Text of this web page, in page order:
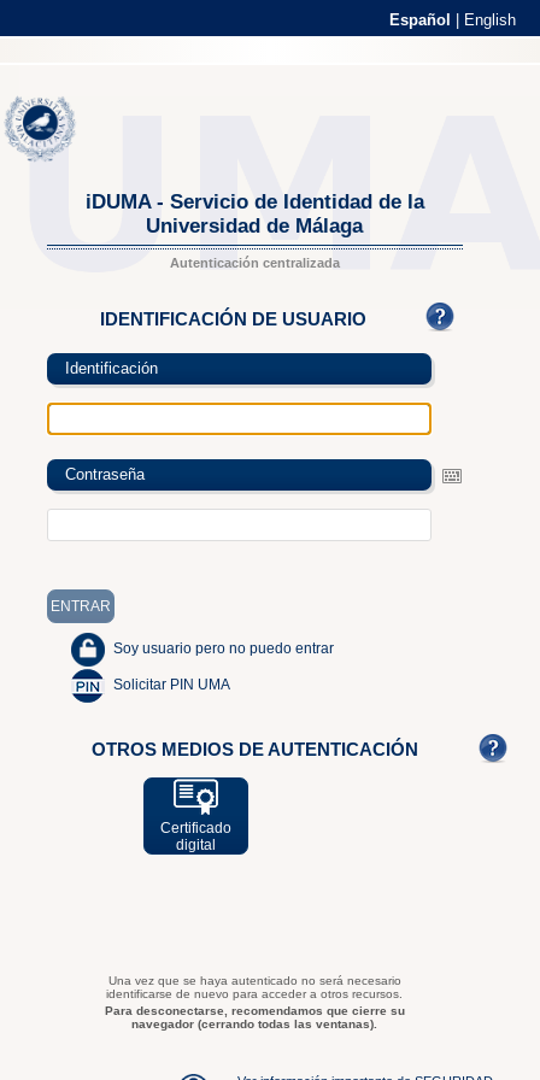
Español English
iDUMA - Servicio de Identidad de la
Universidad de Málaga
Autenticación centralizada
IDENTIFICACIÓN DE USUARIO
Identificación
Contraseña
Soy usuario pero no puedo entrar
Solicitar PIN UMA
OTROS MEDIOS DE AUTENTICACIÓN
Certificado
digital
Una vez que se haya autenticado no será necesario
identificarse de nuevo para acceder a otros recursos.
Para desconectarse, recomendamos que cierre su
navegador (cerrando todas las ventanas).